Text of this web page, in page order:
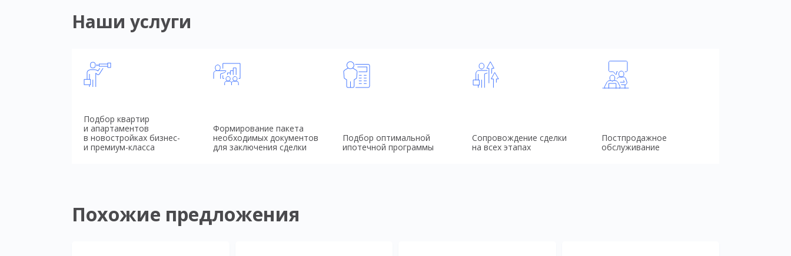
Наши услуги
Подбор квартир
и апартаментов
в новостройках бизнес-
и премиум-класса
Формирование пакета
необходимых документов
для заключения сделки
Подбор оптимальной
ипотечной программы
Сопровождение сделки
на всех этапах
Постпродажное
обслуживание
Похожие предложения